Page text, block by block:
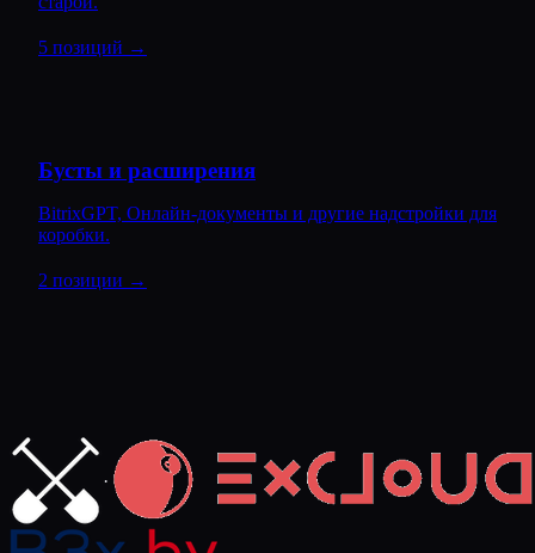
5 позиций →
Бусты и расширения
BitrixGPT, Онлайн-документы и другие надстройки для
коробки.
2 позиции →
·